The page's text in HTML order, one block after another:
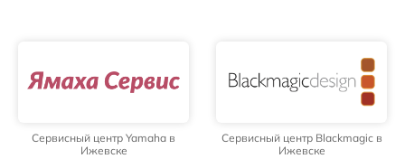
Сервисный центр Yamaha в
Ижевске
Сервисный центр Blackmagic в
Ижевске